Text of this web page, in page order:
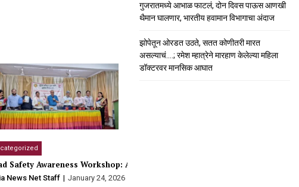
छत्रपती शिवाजी महाराज…
Safety Awareness Workshop: A Step Towards a Safer Society
News Net Staff January 24, 2026
गुजरातमध्ये आभाळ फाटलं, दोन दिवस पाऊस आणखी
थैमान घालणार, भारतीय हवामान विभागाचा अंदाज
झोपेतून ओरडत उठते, सतत कोणीतरी मारत
असल्याचं….; रमेश म्हात्रेने मारहाण केलेल्या महिला
डॉक्टरवर मानसिक आघात